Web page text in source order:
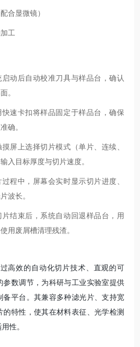
合显微镜）
工
启动后自动校准刀具与样品台，确认
。
快速卡扣将样品固定于样品台，确保
确。
摸屏上选择切片模式（单片、连续、
入目标厚度与切片速度。
过程中，屏幕会实时显示切片进度、
波长。
片结束后，系统自动回退样品台，用
用废屑槽清理残渣。
过高效的自动化切片技术、直观的可
参数调节，为科研与工业实验室提供
备平台。其兼容多种滤光片、支持宽
的特性，使其在材料表征、光学检测
性。